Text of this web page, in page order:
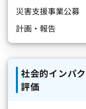
災害支援事業公募
計画・報告
社会的インパ
評価